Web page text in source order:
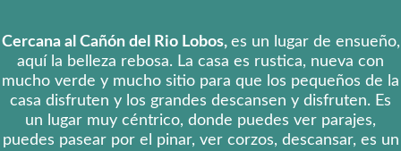
Cercana al Cañón del Rio Lobos, es un lugar de ensueño,
aquí la belleza rebosa. La casa es rustica, nueva con
mucho verde y mucho sitio para que los pequeños de la
casa disfruten y los grandes descansen y disfruten. Es
un lugar muy céntrico, donde puedes ver parajes,
puedes pasear por el pinar, ver corzos, descansar, es un